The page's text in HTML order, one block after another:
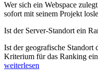
Wer sich ein Webspace
sofort mit seinem Projekt
Ist der Server-Standort ein
Ist der geografische Standort
Kriterium für das Ranking
weiterlesen